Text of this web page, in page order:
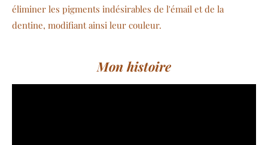
éliminer les pigments indésirables de l'émail et de la
dentine, modifiant ainsi leur couleur.
Mon histoire